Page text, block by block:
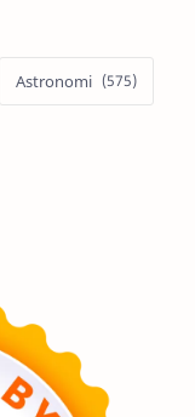
Astronomi
Hype
Observasi